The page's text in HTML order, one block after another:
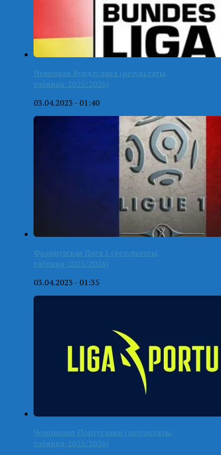
Немецкая Бундеслига (результаты,
таблица-2025/2026)
03.04.2023 - 01:40
Французская Лига 1 (результаты,
таблица-2025/2026)
03.04.2023 - 01:35
Чемпионат Португалии (результаты,
таблица-2025/2026)